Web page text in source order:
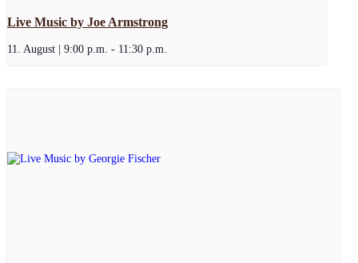
Live Music by Joe Armstrong
11. August | 9:00 p.m. - 11:30 p.m.